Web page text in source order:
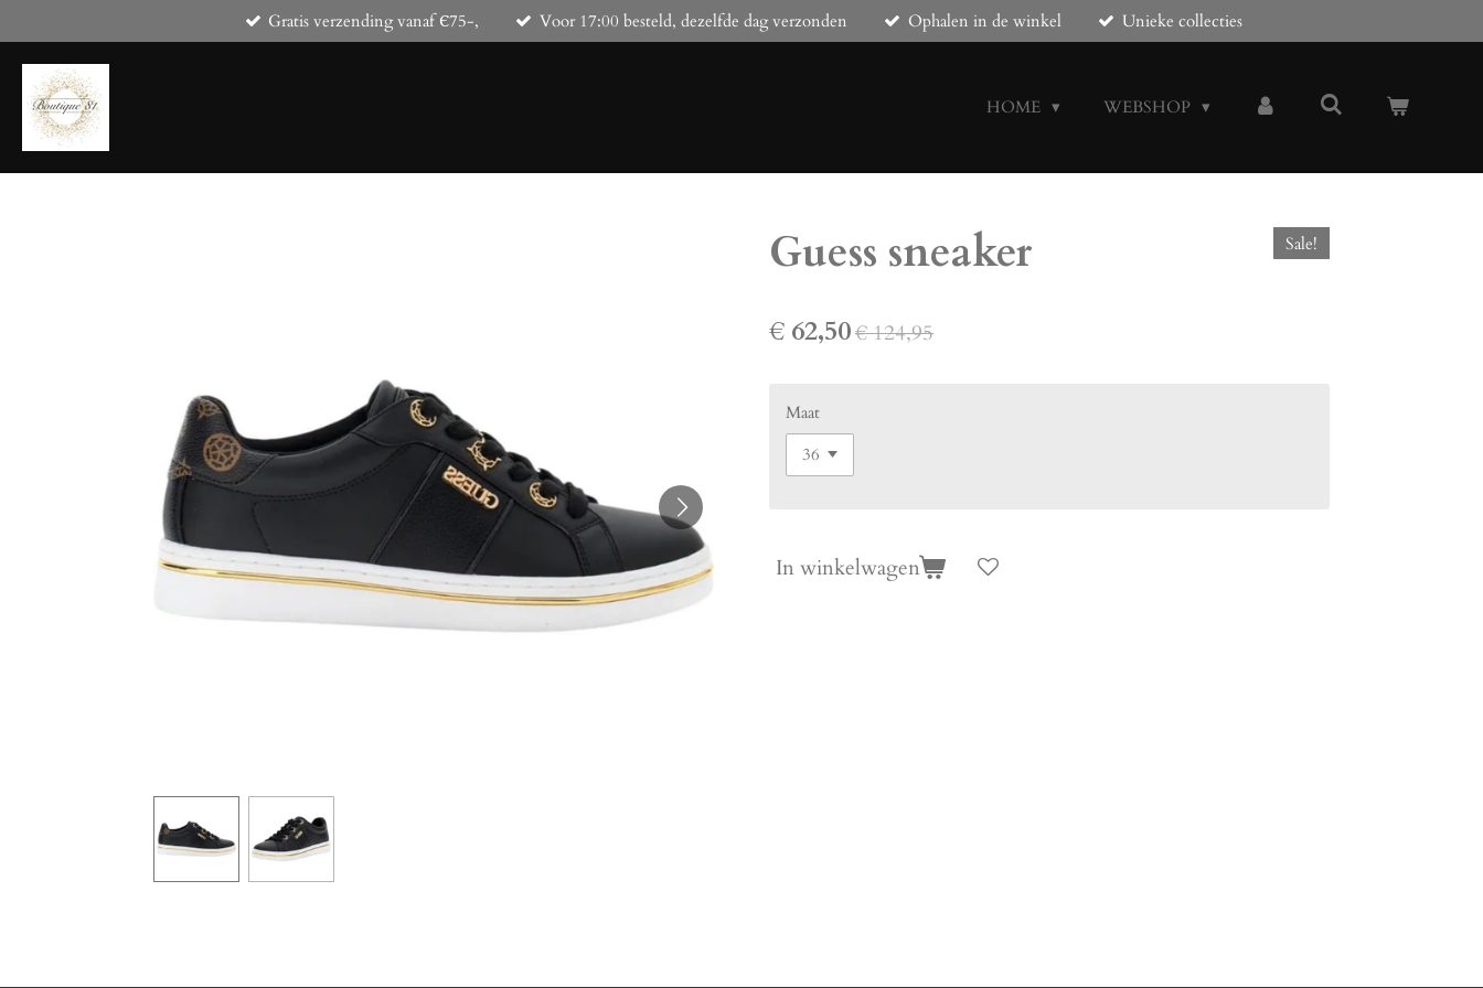
direct
naar
hoofdinhoud
Gratis verzending vanaf Є75-, Voor 17:00 besteld, dezelfde dag verzonden Ophalen in de winkel Unieke collecties
HOME WEBSHOP
Guess sneaker Sale!
€ 62,50€ 124,95
Maat
In winkelwagen